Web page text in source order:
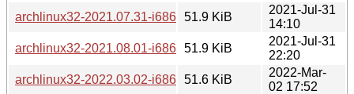
archlinux32-2021.07.31-i686.iso.torrent
51.9 KiB
2021-Jul-31
14:10
archlinux32-2021.08.01-i686.iso.torrent
51.9 KiB
2021-Jul-31
22:20
archlinux32-2022.03.02-i686.iso.torrent
51.6 KiB
2022-Mar-
02 17:52